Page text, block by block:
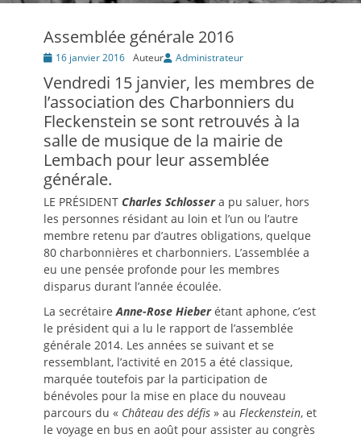
Assemblée générale 2016
Posté16 janvier 2016 Auteur Administrateur
Vendredi 15 janvier, les membres de
l’association des Charbonniers du
Fleckenstein se sont retrouvés à la
salle de musique de la mairie de
Lembach pour leur assemblée
générale.
LE PRÉSIDENT Charles Schlossera pu saluer, hors
les personnes résidant au loin et l’un ou l’autre
membre retenu par d’autres obligations, quelque
80 charbonnières et charbonniers. L’assemblée a
eu une pensée profonde pour les membres
disparus durant l’année écoulée.
La secrétaireAnne-Rose Hieberétant aphone, c’est
le président qui a lu le rapport de l’assemblée
générale 2014. Les années se suivant et se
ressemblant, l’activité en 2015 a été classique,
marquée toutefois par la participation de
bénévoles pour la mise en place du nouveau
parcours du « Château des défis » au Fleckenstein, et
le voyage en bus en août pour assister au congrès